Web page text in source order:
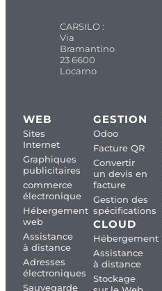
CARSILO :
Via
Bramantino
23 6600
Locarno
WEB
Sites
Internet
Graphiques
publicitaires
commerce
électronique
Hébergement
web
Assistance
à distance
Adresses
électroniques
Sauvegarde
GESTION
Odoo
Facture QR
Convertir
un devis en
facture
Gestion des
spécifications
CLOUD
Hébergement
Assistance
à distance
Stockage